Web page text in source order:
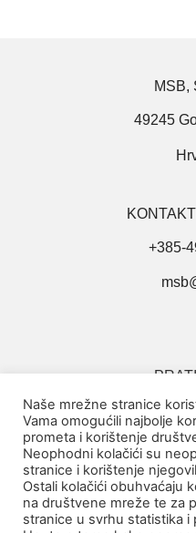
MSB,
49245
+385-
Naše mrežne stranice
Vama omogućili najbolje
prometa i korištenje
Neophodni kolačići su
stranice i korištenje
Ostali kolačići obuhvaćaju
na društvene mreže te za
stranice u svrhu statistika i